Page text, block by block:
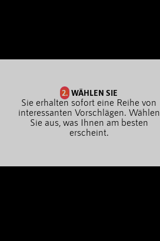
2. WÄHLEN SIE
Sie erhalten sofort eine Reihe von
interessanten Vorschlägen. Wählen
Sie aus, was Ihnen am besten
erscheint.